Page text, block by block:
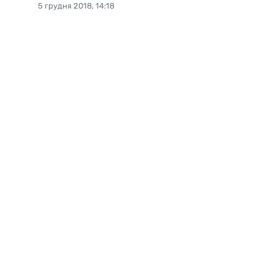
5 грудня 2018, 14:18